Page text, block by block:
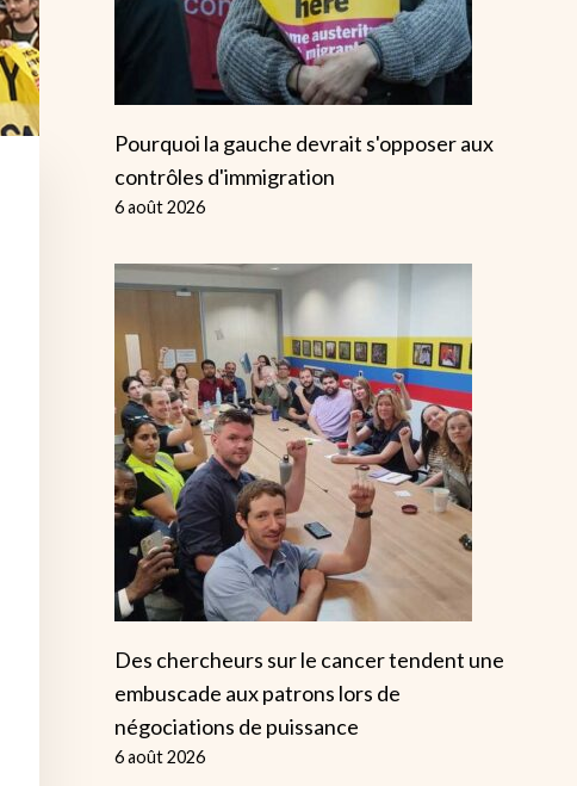
Pourquoi la gauche devrait s'opposer aux
contrôles d'immigration
6 août 2026
Des chercheurs sur le cancer tendent une
embuscade aux patrons lors de
négociations de puissance
6 août 2026